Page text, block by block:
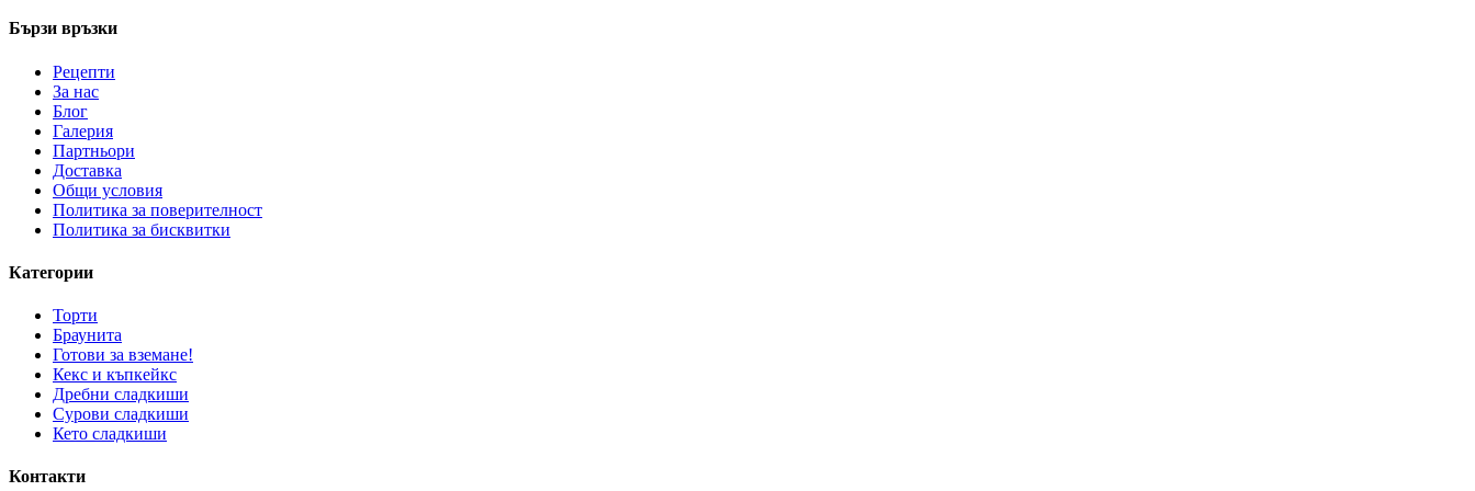
Бързи връзки
Рецепти
За нас
Блог
Галерия
Партньори
Доставка
Общи условия
Политика за поверителност
Политика за бисквитки
Категории
Торти
Браунита
Готови за вземане!
Кекс и къпкейкс
Дребни сладкиши
Сурови сладкиши
Кето сладкиши
Контакти